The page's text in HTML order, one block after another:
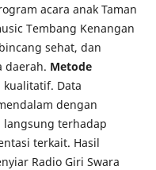
acara anak Taman
Tembang Kenangan
sehat, dan
daerah. Metode
Data
dengan
langsung terhadap
terkait. Hasil
Radio Giri Swara